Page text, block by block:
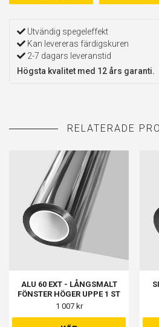
Utvändig spegeleffekt
Kan levereras färdigskuren
2-7 dagars leveranstid
Högsta kvalitet med 12 års garanti.
ALU 60 EXT - LÅNGSMALT
FÖNSTER HÖGER UPPE 1 ST
370 X 1540MM
1 007 kr